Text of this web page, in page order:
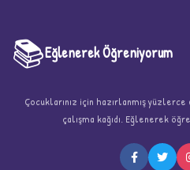
📚Eğlenerek Öğreniyorum
Çocuklarınız için hazırlanmış
çalışma kağıdı. Eğlenerek